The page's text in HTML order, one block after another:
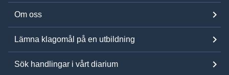
Om oss
Lämna klagomål på en utbildning
Sök handlingar i vårt diarium